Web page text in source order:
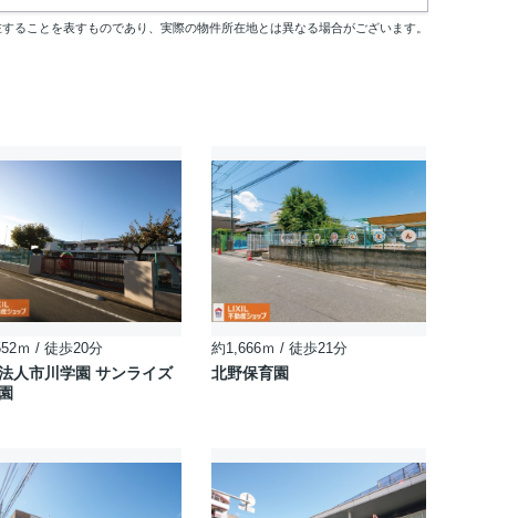
ることを表すものであり、実際の物件所在地とは異なる場合がございます。
ｍ / 徒歩20分
人市川学園 サンライズ
約1,666ｍ / 徒歩21分
北野保育園